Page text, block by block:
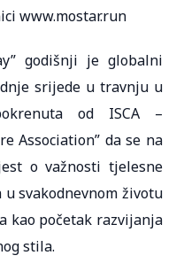
www.mostar.run
godišnji je globalni
srijede u travnju u
od ISCA –
Association” da se na
o važnosti tjelesne
svakodnevnom životu
kao početak razvijanja
stila.